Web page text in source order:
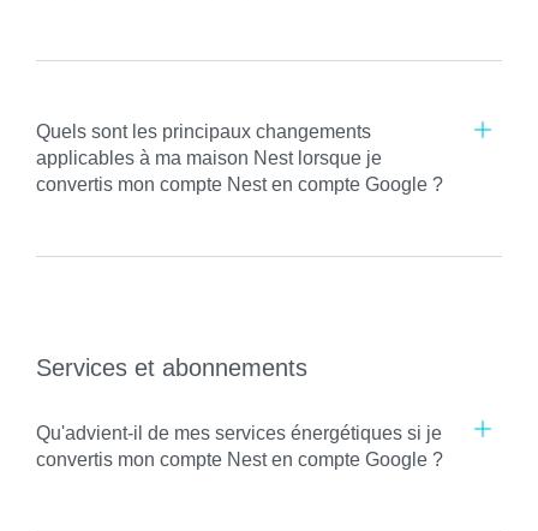
Quels sont les principaux changements
applicables à ma maison Nest lorsque je
convertis mon compte Nest en compte Google ?
Services et abonnements
Qu'advient-il de mes services énergétiques si je
convertis mon compte Nest en compte Google ?